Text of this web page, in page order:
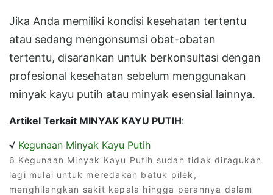
Jika Anda memiliki kondisi kesehatan tertentu
atau sedang mengonsumsi obat-obatan
tertentu, disarankan untuk berkonsultasi dengan
profesional kesehatan sebelum menggunakan
minyak kayu putih atau minyak esensial lainnya.
Artikel Terkait MINYAK KAYU PUTIH:
√ Kegunaan Minyak Kayu Putih
6 Kegunaan Minyak Kayu Putih sudah tidak diragukan
lagi mulai untuk meredakan batuk pilek,
menghilangkan sakit kepala hingga perannya dalam